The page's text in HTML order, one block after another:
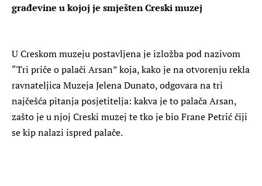
građevine u kojoj je smješten Creski muzej
U Creskom muzeju postavljena je izložba pod nazivom
“Tri priče o palači Arsan” koja, kako je na otvorenju rekla
ravnateljica Muzeja Jelena Dunato, odgovara na tri
najčešća pitanja posjetitelja: kakva je to palača Arsan,
zašto je u njoj Creski muzej te tko je bio Frane Petrić čiji
se kip nalazi ispred palače.